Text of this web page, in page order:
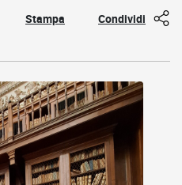
Stampa Condividi